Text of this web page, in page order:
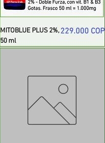
MITOBLUE PLUS 2%,
50 ml
Precio
229.000 COP